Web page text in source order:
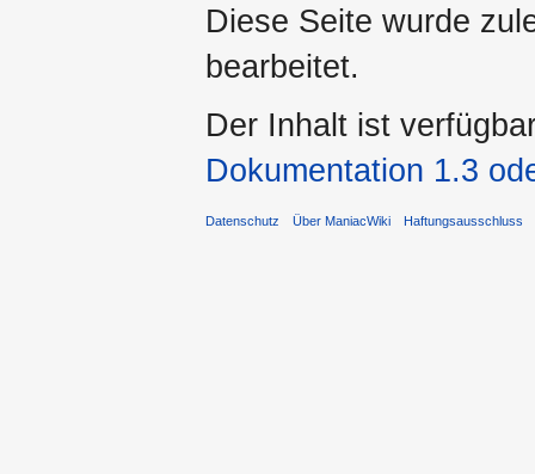
Diese Seite wurde
bearbeitet.
Der Inhalt ist
Dokumentation 1.3
Datenschutz Über ManiacWiki Haftungsausschluss